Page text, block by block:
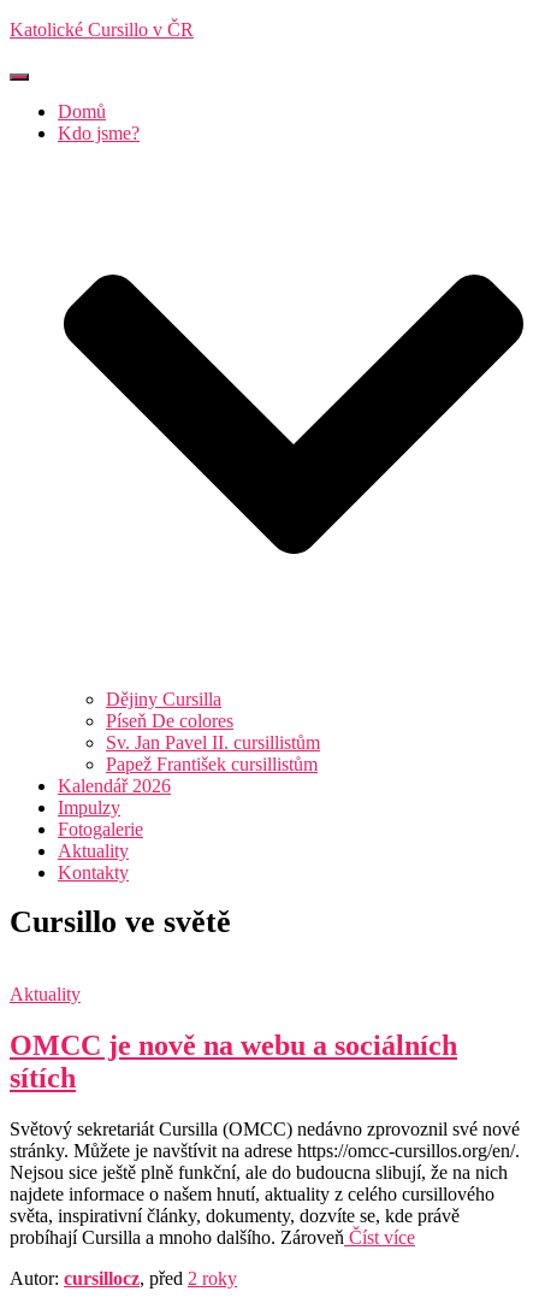
Katolické Cursillo v ČR
Přepnout
navigaciDomů
Kdo jsme?
Dějiny Cursilla
Píseň De colores
Sv. Jan Pavel II. cursillistům
Papež František cursillistům
Kalendář 2026
Impulzy
Fotogalerie
Aktuality
Kontakty
Cursillo ve světě
Aktuality
OMCC je nově na webu a sociálních
sítích
Světový sekretariát Cursilla (OMCC) nedávno zprovoznil své nové
stránky. Můžete je navštívit na adrese https://omcc-cursillos.org/en/.
Nejsou sice ještě plně funkční, ale do budoucna slibují, že na nich
najdete informace o našem hnutí, aktuality z celého cursillového
světa, inspirativní články, dokumenty, dozvíte se, kde právě
probíhají Cursilla a mnoho dalšího. Zároveň Číst více
Autor: cursillocz, před 2 roky